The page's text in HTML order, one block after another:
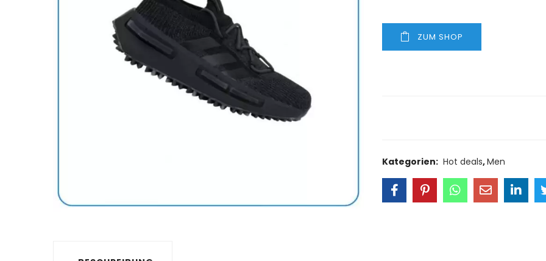
ZUM SHOP
Kategorien: Hot deals,Men